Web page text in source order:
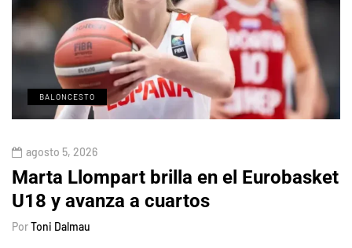
BALONCESTO
agosto 5, 2026
Marta Llompart brilla en el Eurobasket
U18 y avanza a cuartos
PorToni Dalmau